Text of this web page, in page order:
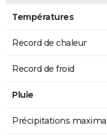
Températures
Record de chaleur
Record de froid
Pluie
Précipitations